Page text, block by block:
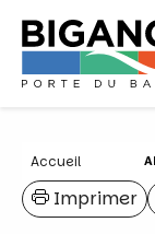
Accueil
Imprimer